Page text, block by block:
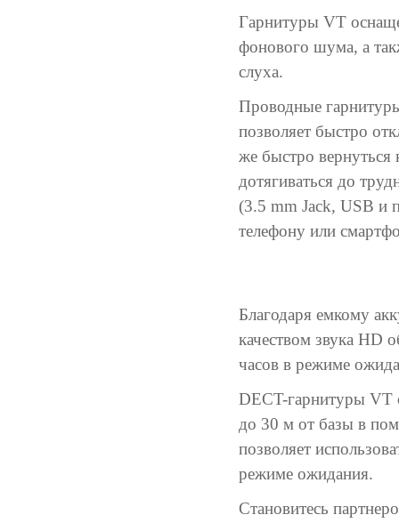
Гарнитуры VT
фонового шума, а
слуха.
Проводные
позволяет быстро
же быстро вернуться
дотягиваться до
(3.5 mm Jack, USB и
телефону или
Благодаря емкому
качеством звука HD
часов в режиме
DECT-гарнитуры VT
до 30 м от базы в
позволяет
режиме ожидания.
Становитесь